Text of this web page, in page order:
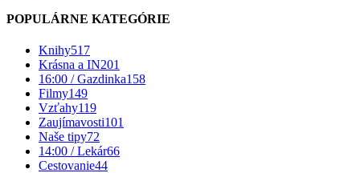
POPULÁRNE KATEGÓRIE
Knihy517
Krásna a IN201
16:00 / Gazdinka158
Filmy149
Vzťahy119
Zaujímavosti101
Naše tipy72
14:00 / Lekár66
Cestovanie44